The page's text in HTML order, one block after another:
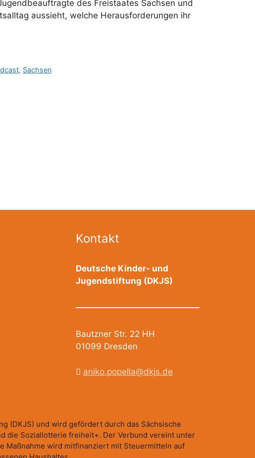
des Freistaates Sachsen und
aussieht, welche Herausforderungen ihr
, Sachsen
Kontakt
Deutsche Kinder- und
Jugendstiftung (DKJS)
Bautzner Str. 22 HH
01099 Dresden
aniko.popella@dkjs.de
(DKJS) und wird gefördert durch das Sächsische
die Soziallotterie freiheit+. Der Verbund vereint unter
Maßnahme wird mitfinanziert mit Steuermitteln auf